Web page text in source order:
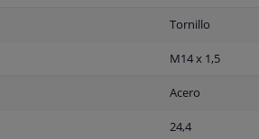
Tornillo
M14 x 1,5
Acero
24,4